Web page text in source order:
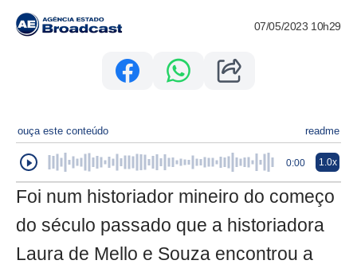
07/05/2023 10h29
ouça este conteúdo readme
0:00 1.0x
Foi num historiador mineiro do começo
do século passado que a historiadora
Laura de Mello e Souza encontrou a